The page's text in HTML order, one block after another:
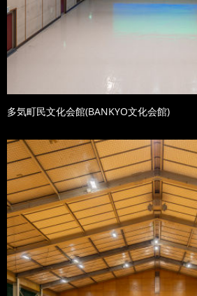
多気町民文化会館(BANKYO文化会館)